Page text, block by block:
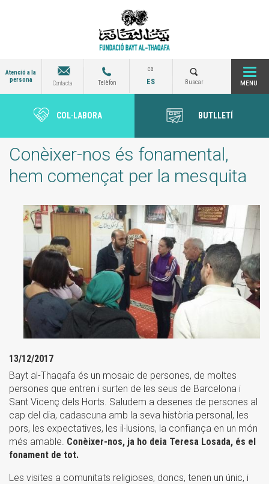
Atenció a la
persona
Contacta Telèfon
ca
ES Buscar
COL·LABORA BUTLLETÍ
Conèixer-nos és fonamental,
hem començat per la mesquita
13/12/2017
Bayt al-Thaqafa és un mosaic de persones, de moltes
persones que entren i surten de les seus de Barcelona i
Sant Vicenç dels Horts. Saludem a desenes de persones al
cap del dia, cadascuna amb la seva història personal, les
pors, les expectatives, les il·lusions, la confiança en un món
més amable. Conèixer-nos, ja ho deia Teresa Losada, és el
fonament de tot.
Les visites a comunitats religioses, doncs, tenen un únic, i